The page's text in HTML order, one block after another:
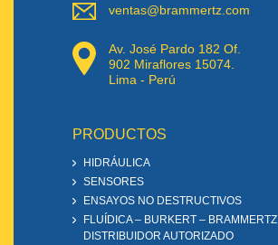
ventas@brammertz.com
Av. José Pardo 182 Of.
902 Miraflores 15074.
Lima - Perú
PRODUCTOS
HIDRÁULICA
SENSORES
ENSAYOS NO DESTRUCTIVOS
FLUÍDICA – BURKERT – BRAMMERTZ
DISTRIBUIDOR AUTORIZADO